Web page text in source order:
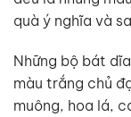
quà ý nghĩa và
Những bộ bát
màu trắng chủ
muông, hoa lá,